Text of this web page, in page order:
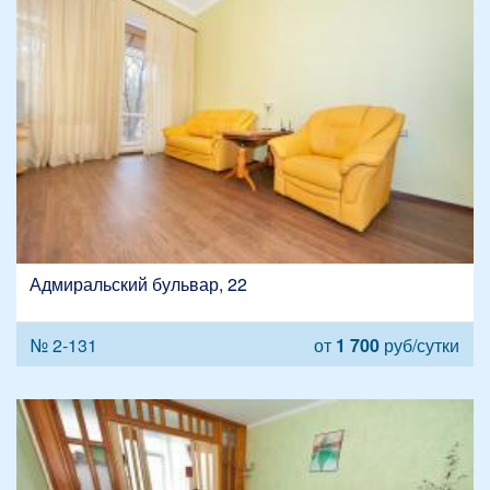
Адмиральский бульвар, 22
№ 2-131 от 1 700 руб/сутки